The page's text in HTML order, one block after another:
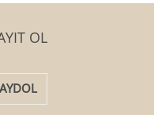
OL